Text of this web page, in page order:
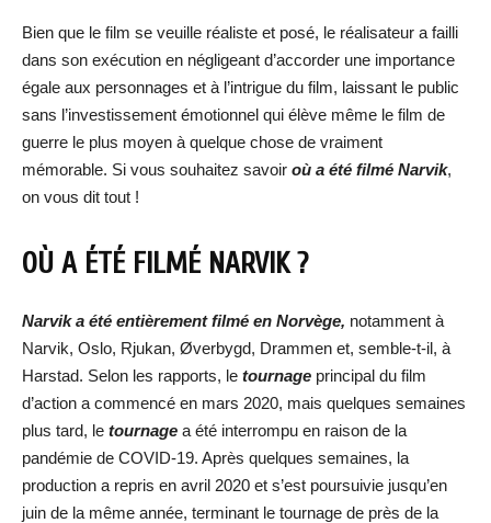
Bien que le film se veuille réaliste et posé, le réalisateur a failli
dans son exécution en négligeant d’accorder une importance
égale aux personnages et à l’intrigue du film, laissant le public
sans l’investissement émotionnel qui élève même le film de
guerre le plus moyen à quelque chose de vraiment
mémorable. Si vous souhaitez savoir où a été filmé Narvik,
on vous dit tout !
OÙ A ÉTÉ FILMÉ NARVIK ?
Narvik a été entièrement filmé en Norvège, notamment à
Narvik, Oslo, Rjukan, Øverbygd, Drammen et, semble-t-il, à
Harstad. Selon les rapports, le tournage principal du film
d’action a commencé en mars 2020, mais quelques semaines
plus tard, le tournage a été interrompu en raison de la
pandémie de COVID-19. Après quelques semaines, la
production a repris en avril 2020 et s’est poursuivie jusqu’en
juin de la même année, terminant le tournage de près de la